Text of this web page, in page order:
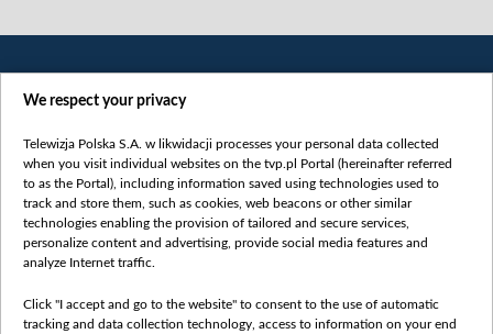
Категорії
Новини
Докладно
Погляд
We respect your privacy
Telewizja Polska S.A. w likwidacji processes your personal data collected
when you visit individual websites on the tvp.pl Portal (hereinafter referred
to as the Portal), including information saved using technologies used to
track and store them, such as cookies, web beacons or other similar
technologies enabling the provision of tailored and secure services,
personalize content and advertising, provide social media features and
analyze Internet traffic.
Click "I accept and go to the website" to consent to the use of automatic
tracking and data collection technology, access to information on your end